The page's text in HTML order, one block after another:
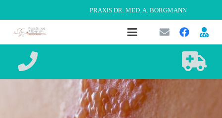
PRAXIS DR. MED. A. BORGMANN